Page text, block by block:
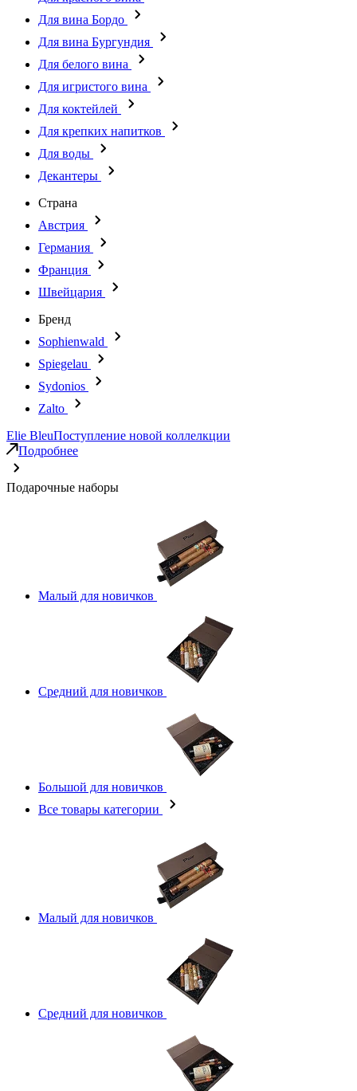
Для вина Бордо
Для вина Бургундия
Для белого вина
Для игристого вина
Для коктейлей
Для крепких напитков
Для воды
Декантеры
Страна
Австрия
Германия
Франция
Швейцария
Бренд
Sophienwald
Spiegelau
Sydonios
Zalto
Elie BleuПоступление новой коллелкции
Подробнее
Подарочные наборы
Малый для новичков
Средний для новичков
Большой для новичков
Все товары категории
Малый для новичков
Средний для новичков